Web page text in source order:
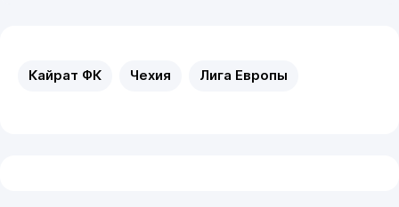
Кайрат ФК Чехия Лига Европы